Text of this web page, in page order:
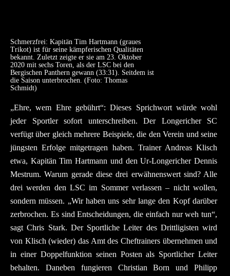
Schmerzfrei: Kapitän Tim Hartmann (graues
Trikot) ist für seine kämpferischen Qualitäten
bekannt. Zuletzt zeigte er sie am 23. Oktober
2020 mit sechs Toren, als der LSC bei den
Bergischen Panthern gewann (33:31). Seitdem ist
die Saison unterbrochen. (Foto: Thomas
Schmidt)
„Ehre, wem Ehre gebührt“: Dieses Sprichwort würde wohl
jeder Sportler sofort unterschreiben. Der Longericher SC
verfügt über gleich mehrere Beispiele, die den Verein und seine
jüngsten Erfolge mitgetragen haben. Trainer Andreas Klisch
etwa, Kapitän Tim Hartmann und den Ur-Longericher Dennis
Mestrum. Warum gerade diese drei erwähnenswert sind? Alle
drei werden den LSC im Sommer verlassen – nicht wollen,
sondern müssen. „Wir haben uns sehr lange den Kopf darüber
zerbrochen. Es sind Entscheidungen, die einfach nur weh tun“,
sagt Chris Stark. Der Sportliche Leiter des Drittligisten wird
von Klisch (wieder) das Amt des Cheftrainers übernehmen und
in einer Doppelfunktion seinen Posten als Sportlicher Leiter
behalten. Daneben fungieren Christian Born und Philipp